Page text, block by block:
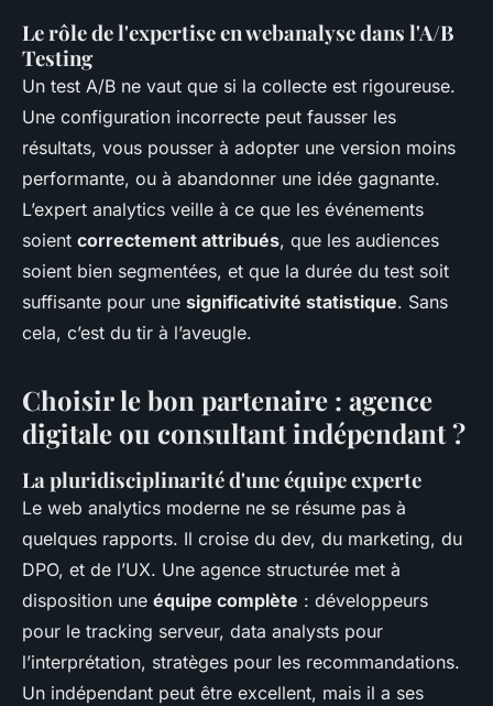
Le rôle de l'expertise en webanalyse dans l'A/B
Testing
Un test A/B ne vaut que si la collecte est rigoureuse.
Une configuration incorrecte peut fausser les
résultats, vous pousser à adopter une version moins
performante, ou à abandonner une idée gagnante.
L’expert analytics veille à ce que les événements
soient correctement attribués, que les audiences
soient bien segmentées, et que la durée du test soit
suffisante pour une significativité statistique. Sans
cela, c’est du tir à l’aveugle.
Choisir le bon partenaire : agence
digitale ou consultant indépendant ?
La pluridisciplinarité d'une équipe experte
Le web analytics moderne ne se résume pas à
quelques rapports. Il croise du dev, du marketing, du
DPO, et de l’UX. Une agence structurée met à
disposition une équipe complète : développeurs
pour le tracking serveur, data analysts pour
l’interprétation, stratèges pour les recommandations.
Un indépendant peut être excellent, mais il a ses